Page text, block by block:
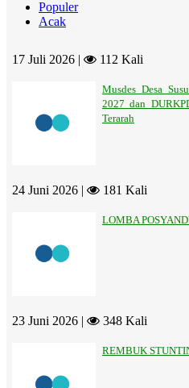
Populer
Acak
17 Juli 2026 | 112 Kali
Musdes Desa
2027 dan
Terarah
24 Juni 2026 | 181 Kali
LOMBA
23 Juni 2026 | 348 Kali
REMBUK